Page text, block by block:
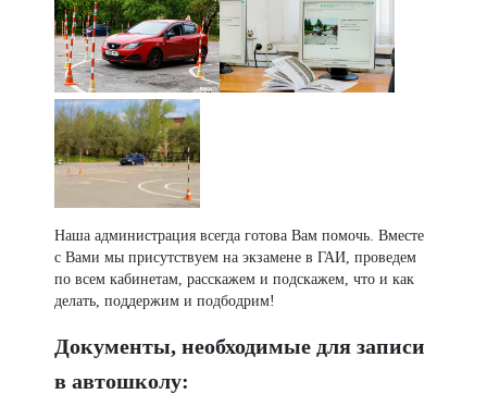
Наша администрация всегда готова Вам помочь. Вместе
с Вами мы присутствуем на экзамене в ГАИ, проведем
по всем кабинетам, расскажем и подскажем, что и как
делать, поддержим и подбодрим!
Документы, необходимые для записи
в автошколу: